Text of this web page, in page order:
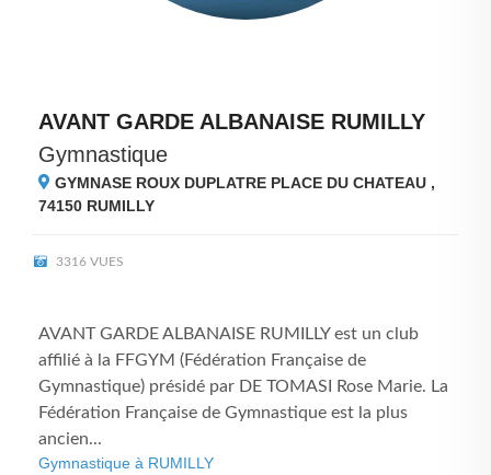
AVANT GARDE ALBANAISE RUMILLY
Gymnastique
GYMNASE ROUX DUPLATRE PLACE DU CHATEAU ,
74150 RUMILLY
3316 VUES
AVANT GARDE ALBANAISE RUMILLY est un club
affilié à la FFGYM (Fédération Française de
Gymnastique) présidé par DE TOMASI Rose Marie. La
Fédération Française de Gymnastique est la plus
ancien...
Gymnastique à RUMILLY